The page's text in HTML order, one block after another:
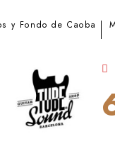
y Fondo de Caoba